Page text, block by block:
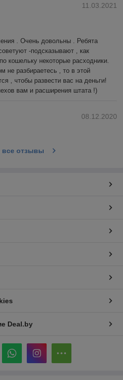
11.03.2021
. Очень довольны . Ребята
-подсказывают , как
кошельку некоторые расходники.
не разбираетесь , то в этой
, чтобы развести вас на деньги!
вам и расширения штата !)
08.12.2020
все отзывы
Deal.by